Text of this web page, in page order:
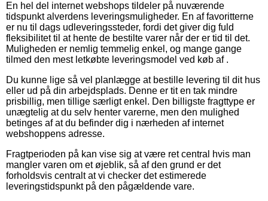
En hel del internet webshops tildeler på nuværende
tidspunkt alverdens leveringsmuligheder. En af favoritterne
er nu til dags udleveringssteder, fordi det giver dig fuld
fleksibilitet til at hente de bestilte varer når der er tid til det.
Muligheden er nemlig temmelig enkel, og mange gange
tilmed den mest letkøbte leveringsmodel ved køb af .
Du kunne lige så vel planlægge at bestille levering til dit hus
eller ud på din arbejdsplads. Denne er tit en tak mindre
prisbillig, men tillige særligt enkel. Den billigste fragttype er
unægtelig at du selv henter varerne, men den mulighed
betinges af at du befinder dig i nærheden af internet
webshoppens adresse.
Fragtperioden på kan vise sig at være ret central hvis man
mangler varen om et øjeblik, så af den grund er det
forholdsvis centralt at vi checker det estimerede
leveringstidspunkt på den pågældende vare.